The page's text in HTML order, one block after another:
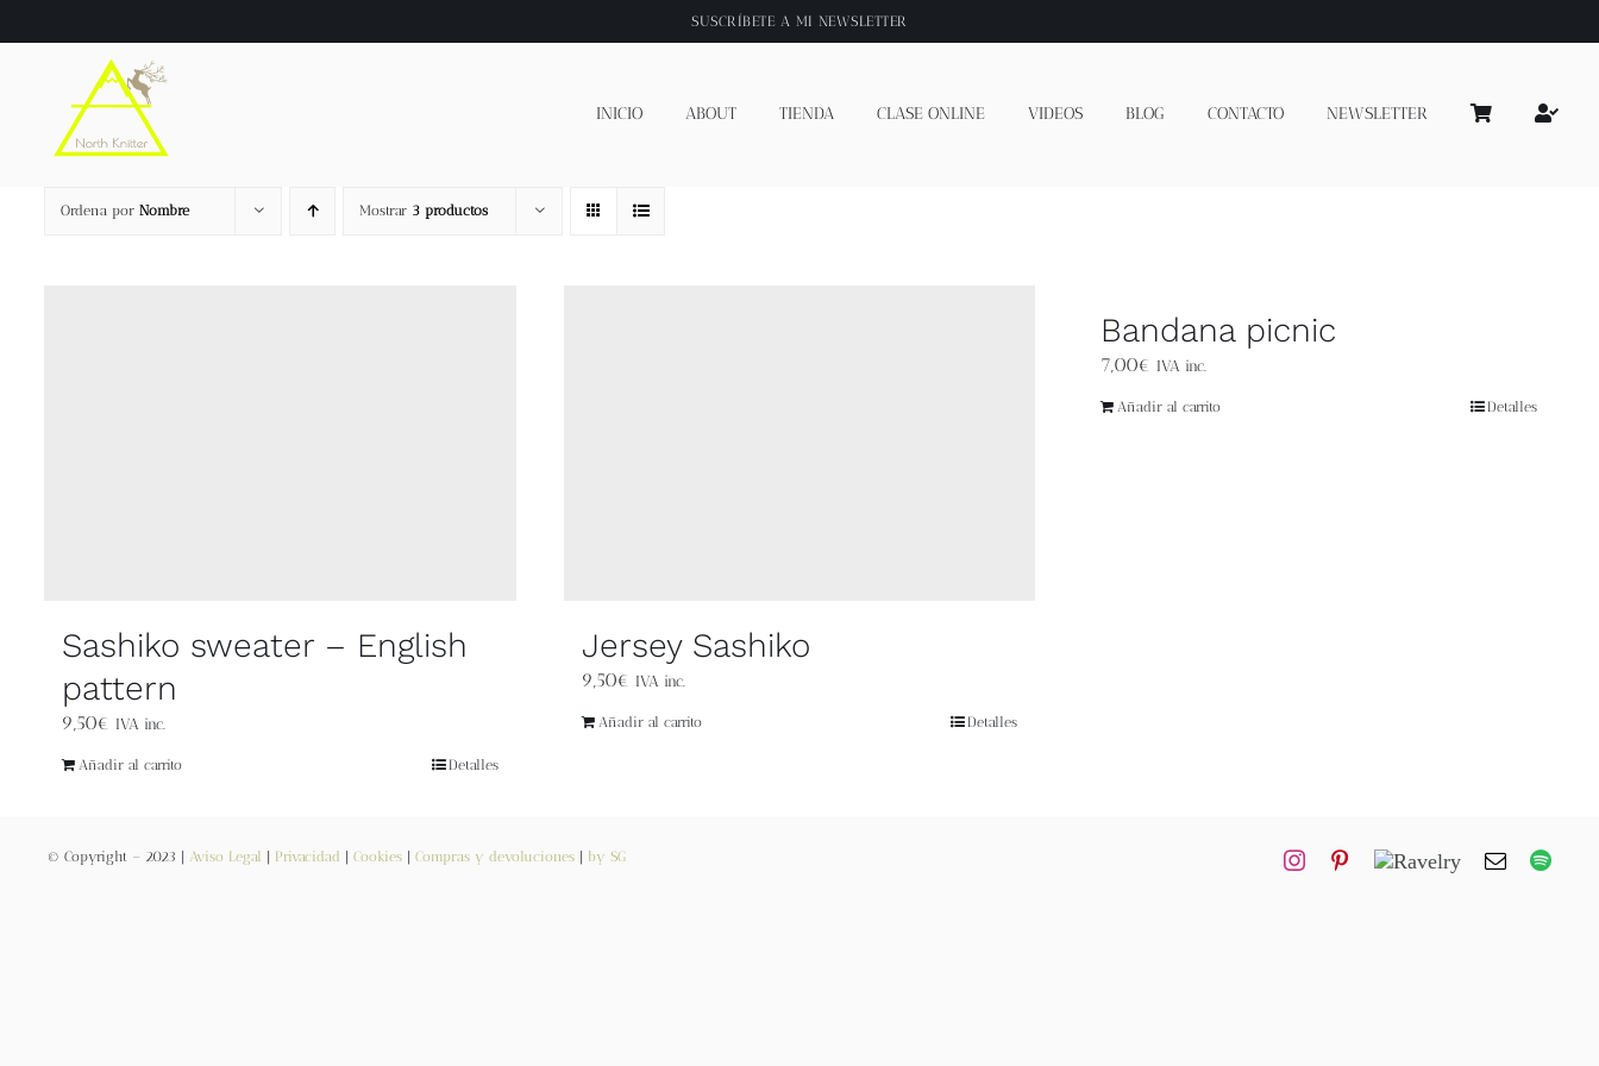
al
SUSCRÍBETE A MI NEWSLETTER
INICIO ABOUT TIENDA CLASE ONLINE VIDEOS BLOG CONTACTO NEWSLETTER
Ordena por Nombre Mostrar 3 productos
Sashiko sweater – English
pattern
9,50€ IVA inc.
Añadir al carrito Detalles
Jersey Sashiko
9,50€ IVA inc.
Añadir al carrito Detalles
Bandana picnic
7,00€ IVA inc.
Añadir al carrito Detalles
© Copyright – 2023 | Aviso Legal Privacidad Cookies| Compras y devoluciones| by SG